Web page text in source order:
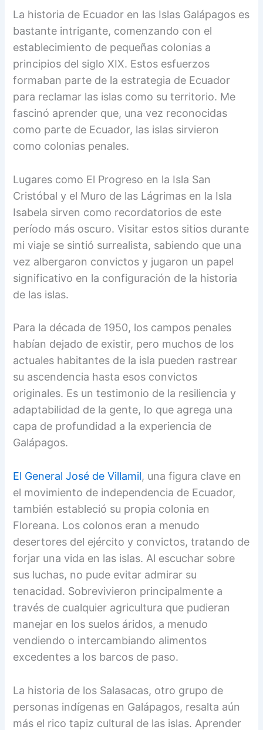
La historia de Ecuador en las Islas Galápagos es
bastante intrigante, comenzando con el
establecimiento de pequeñas colonias a
principios del siglo XIX. Estos esfuerzos
formaban parte de la estrategia de Ecuador
para reclamar las islas como su territorio. Me
fascinó aprender que, una vez reconocidas
como parte de Ecuador, las islas sirvieron
como colonias penales.
Lugares como El Progreso en la Isla San
Cristóbal y el Muro de las Lágrimas en la Isla
Isabela sirven como recordatorios de este
período más oscuro. Visitar estos sitios durante
mi viaje se sintió surrealista, sabiendo que una
vez albergaron convictos y jugaron un papel
significativo en la configuración de la historia
de las islas.
Para la década de 1950, los campos penales
habían dejado de existir, pero muchos de los
actuales habitantes de la isla pueden rastrear
su ascendencia hasta esos convictos
originales. Es un testimonio de la resiliencia y
adaptabilidad de la gente, lo que agrega una
capa de profundidad a la experiencia de
Galápagos.
El General José de Villamil, una figura clave en
el movimiento de independencia de Ecuador,
también estableció su propia colonia en
Floreana. Los colonos eran a menudo
desertores del ejército y convictos, tratando de
forjar una vida en las islas. Al escuchar sobre
sus luchas, no pude evitar admirar su
tenacidad. Sobrevivieron principalmente a
través de cualquier agricultura que pudieran
manejar en los suelos áridos, a menudo
vendiendo o intercambiando alimentos
excedentes a los barcos de paso.
La historia de los Salasacas, otro grupo de
personas indígenas en Galápagos, resalta aún
más el rico tapiz cultural de las islas. Aprender